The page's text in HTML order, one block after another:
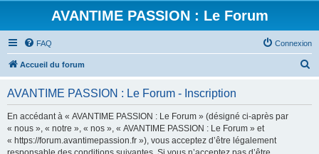
AVANTIME PASSION : Le Forum
FAQ Connexion
Accueil du forum
AVANTIME PASSION : Le Forum - Inscription
En accédant à « AVANTIME PASSION : Le Forum » (désigné ci-après par
« nous », « notre », « nos », « AVANTIME PASSION : Le Forum » et
« https://forum.avantimepassion.fr »), vous acceptez d’être légalement